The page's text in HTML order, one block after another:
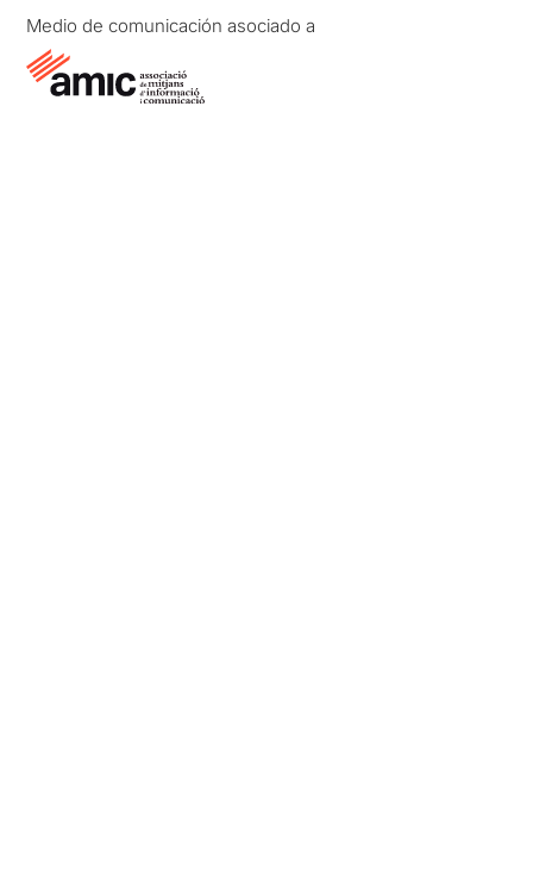
Medio de comunicación asociado a